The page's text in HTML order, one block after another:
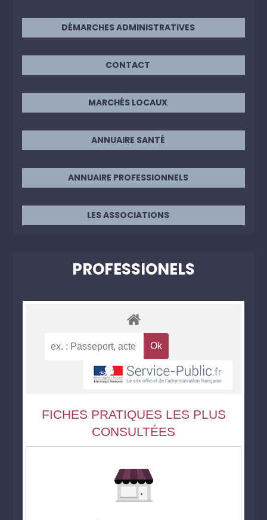
DÉMARCHES ADMINISTRATIVES
CONTACT
MARCHÉS LOCAUX
ANNUAIRE SANTÉ
ANNUAIRE PROFESSIONNELS
LES ASSOCIATIONS
PROFESSIONELS
FICHES PRATIQUES LES PLUS
CONSULTÉES